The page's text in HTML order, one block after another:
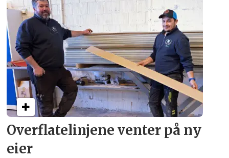
Overflate­linjene venter på ny
eier